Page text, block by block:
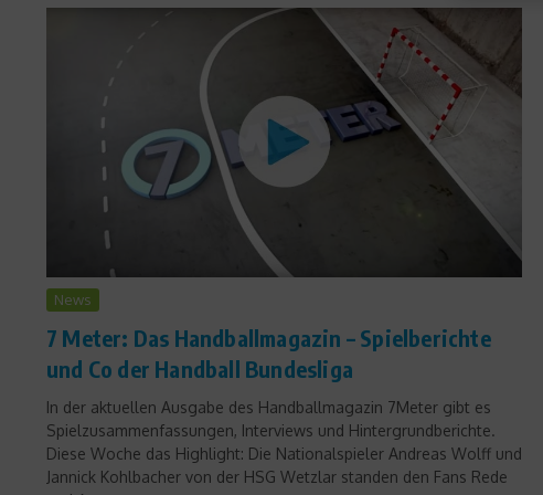
News
7 Meter: Das Handballmagazin – Spielberichte
und Co der Handball Bundesliga
In der aktuellen Ausgabe des Handballmagazin 7Meter gibt es
Spielzusammenfassungen, Interviews und Hintergrundberichte.
Diese Woche das Highlight: Die Nationalspieler Andreas Wolff und
Jannick Kohlbacher von der HSG Wetzlar standen den Fans Rede